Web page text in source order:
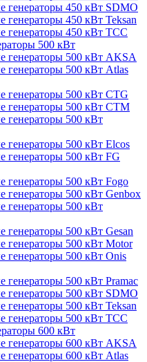
генераторы 450 кВт SDMO
генераторы 450 кВт Teksan
генераторы 450 кВт ТСС
500 кВт
генераторы 500 кВт AKSA
генераторы 500 кВт Atlas
генераторы 500 кВт CTG
генераторы 500 кВт CTM
генераторы 500 кВт
генераторы 500 кВт Elcos
генераторы 500 кВт FG
генераторы 500 кВт Fogo
генераторы 500 кВт Genbox
генераторы 500 кВт
генераторы 500 кВт Gesan
генераторы 500 кВт Motor
генераторы 500 кВт Onis
генераторы 500 кВт Pramac
генераторы 500 кВт SDMO
генераторы 500 кВт Teksan
генераторы 500 кВт ТСС
600 кВт
генераторы 600 кВт AKSA
генераторы 600 кВт Atlas